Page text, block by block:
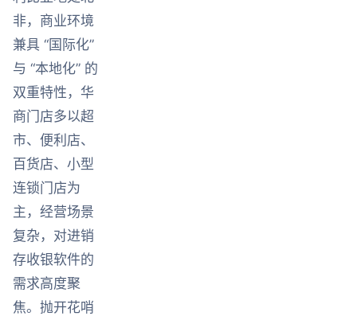
非，商业环境
兼具 “国际化”
与 “本地化” 的
双重特性，华
商门店多以超
市、便利店、
百货店、小型
连锁门店为
主，经营场景
复杂，对进销
存收银软件的
需求高度聚
焦。抛开花哨